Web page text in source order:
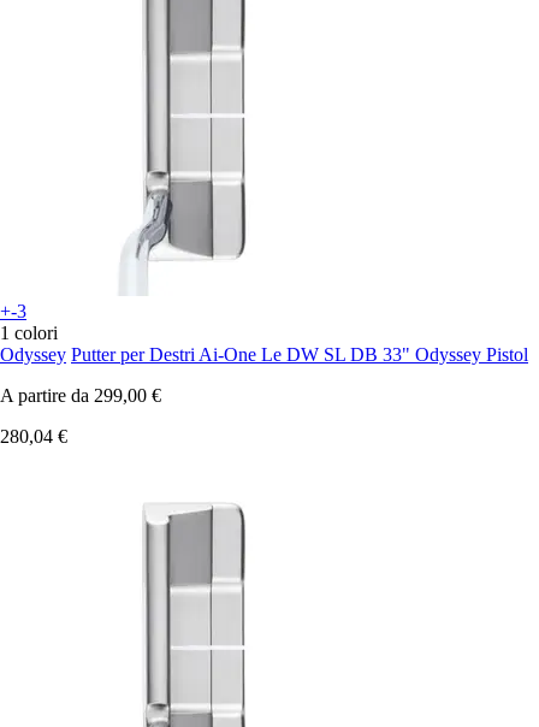
+-3
1 colori
Odyssey Putter per Destri Ai-One Le DW SL DB 33" Odyssey Pistol
A partire da 299,00 €
280,04 €